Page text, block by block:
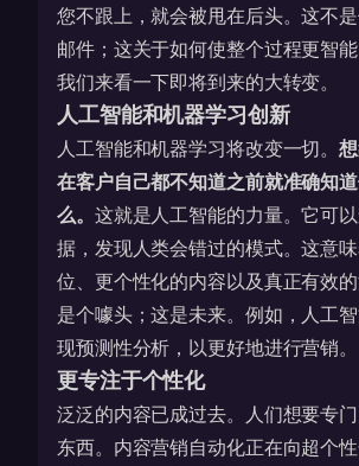
您不跟上，就会被甩在后头。这不
邮件；这关于如何使整个过程更智
我们来看一下即将到来的大转变。
人工智能和机器学习创新
人工智能和机器学习将改变一切。
在客户自己都不知道之前就准确知
么。 这就是人工智能的力量。它可
据，发现人类会错过的模式。这意
位、更个性化的内容以及真正有效
是个噱头；这是未来。例如，人工
现预测性分析 ，以更好地进行营销。
更专注于个性化
泛泛的内容已成过去。人们想要专
东西。内容营销自动化正在向超个